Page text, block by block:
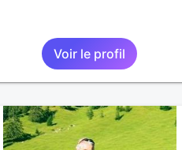
Voir le profil